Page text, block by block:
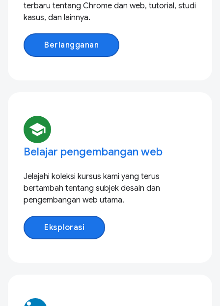
terbaru tentang Chrome dan web, tutorial, studi
kasus, dan lainnya.
Berlangganan
school
Belajar pengembangan web
Jelajahi koleksi kursus kami yang terus
bertambah tentang subjek desain dan
pengembangan web utama.
Eksplorasi